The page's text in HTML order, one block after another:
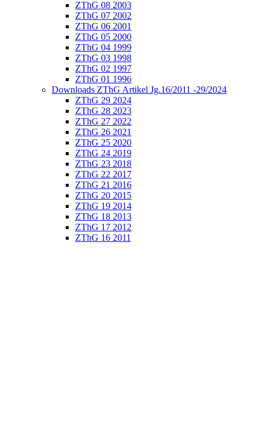
ZThG 08 2003
ZThG 07 2002
ZThG 06 2001
ZThG 05 2000
ZThG 04 1999
ZThG 03 1998
ZThG 02 1997
ZThG 01 1996
Downloads ZThG Artikel Jg.16/2011 -29/2024
ZThG 29 2024
ZThG 28 2023
ZThG 27 2022
ZThG 26 2021
ZThG 25 2020
ZThG 24 2019
ZThG 23 2018
ZThG 22 2017
ZThG 21 2016
ZThG 20 2015
ZThG 19 2014
ZThG 18 2013
ZThG 17 2012
ZThG 16 2011